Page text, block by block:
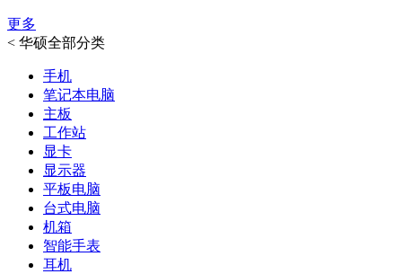
更多
< 华硕全部分类
手机
笔记本电脑
主板
工作站
显卡
显示器
平板电脑
台式电脑
机箱
智能手表
耳机